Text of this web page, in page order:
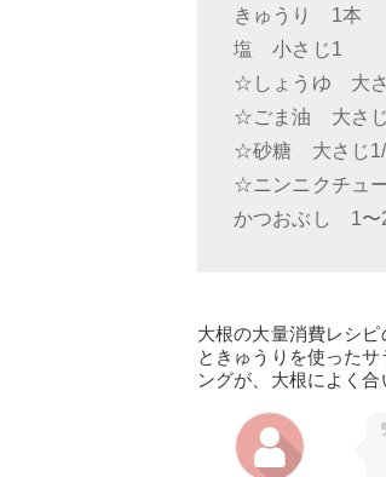
きゅうり 1本
塩 小さじ1
☆しょうゆ 大
☆ごま油 大さ
☆砂糖 大さじ
☆ニンニクチュ
かつおぶし 1〜
大根の大量消費レシ
ときゅうりを使った
ングが、大根によく合